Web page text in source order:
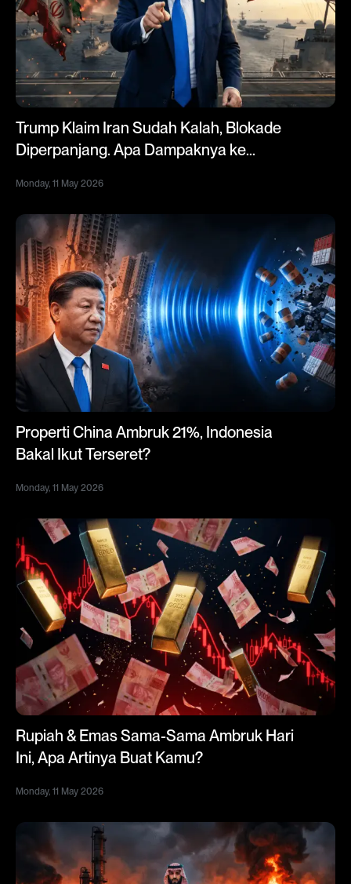
Trump Klaim Iran Sudah Kalah, Blokade
Diperpanjang. Apa Dampaknya ke
Monday, 11 May 2026
Properti China Ambruk 21%, Indonesia
Bakal Ikut Terseret?
Monday, 11 May 2026
Rupiah & Emas Sama-Sama Ambruk Hari
Ini, Apa Artinya Buat Kamu?
Monday, 11 May 2026